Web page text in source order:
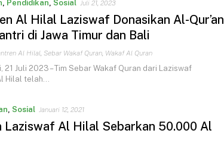
, Pendidikan, Sosial Juli 21, 2023
Al Hilal Laziswaf Donasikan Al-Qur’an
di Jawa Timur dan Bali
Al Hilal, Sebar Wakaf Quran, Wakaf Al Quran
21 Juli 2023 – Tim Sebar Wakaf Quran dari Laziswaf
Hilal telah…
, Sosial Januari 12, 2021
Laziswaf Al Hilal Sebarkan 50.000 Al